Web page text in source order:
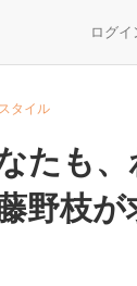
ログイ
タイル
たも
野枝が